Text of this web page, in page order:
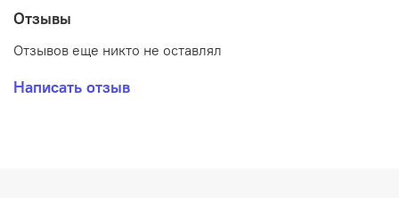
Отзывы
Отзывов еще никто не оставлял
Написать отзыв